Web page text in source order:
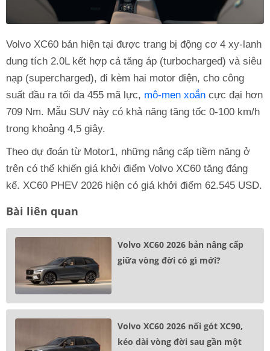
Volvo XC60 bản hiện tại được trang bị động cơ 4 xy-lanh
dung tích 2.0L kết hợp cả tăng áp (turbocharged) và siêu
nạp (supercharged), đi kèm hai motor điện, cho công
suất đầu ra tối đa 455 mã lực, mô-men xoắn cực đại hơn
709 Nm. Mẫu SUV này có khả năng tăng tốc 0-100 km/h
trong khoảng 4,5 giây.
Theo dự đoán từ Motor1, những nâng cấp tiềm năng ở
trên có thể khiến giá khởi điểm Volvo XC60 tăng đáng
kể. XC60 PHEV 2026 hiện có giá khởi điểm 62.545 USD.
Bài liên quan
Volvo XC60 2026 bản nâng cấp
giữa vòng đời có gì mới?
Volvo XC60 2026 nối gót XC90,
kéo dài vòng đời sau gần một